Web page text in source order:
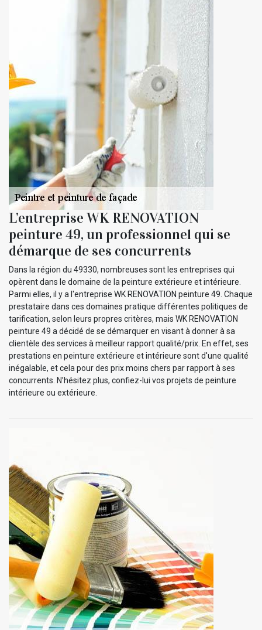
L’entreprise WK RENOVATION
peinture 49, un professionnel qui se
démarque de ses concurrents
Dans la région du 49330, nombreuses sont les entreprises qui
opèrent dans le domaine de la peinture extérieure et intérieure.
Parmi elles, il y a l'entreprise WK RENOVATION peinture 49. Chaque
prestataire dans ces domaines pratique différentes politiques de
tarification, selon leurs propres critères, mais WK RENOVATION
peinture 49 a décidé de se démarquer en visant à donner à sa
clientèle des services à meilleur rapport qualité/prix. En effet, ses
prestations en peinture extérieure et intérieure sont d'une qualité
inégalable, et cela pour des prix moins chers par rapport à ses
concurrents. N’hésitez plus, confiez-lui vos projets de peinture
intérieure ou extérieure.